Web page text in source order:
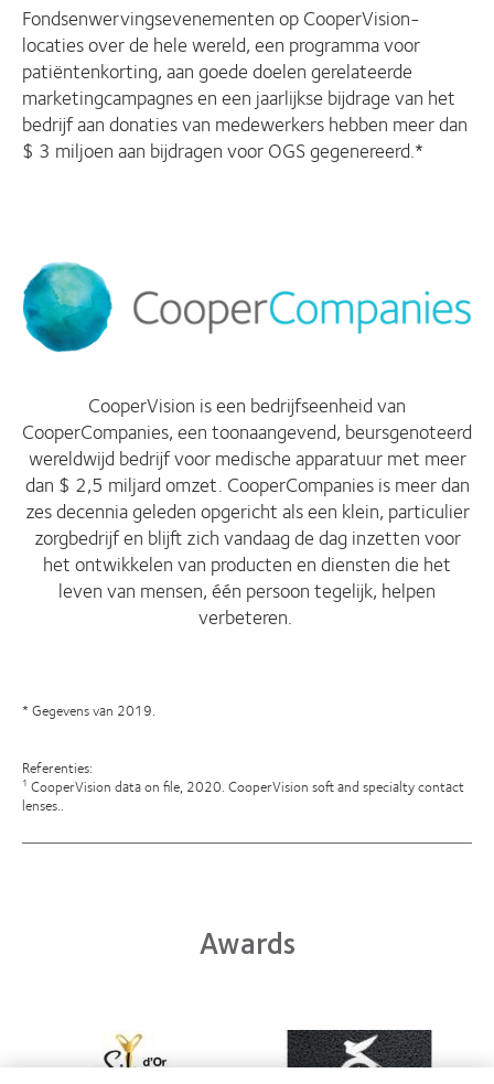
Fondsenwervingsevenementen op CooperVision-
locaties over de hele wereld, een programma voor
patiëntenkorting, aan goede doelen gerelateerde
marketingcampagnes en een jaarlijkse bijdrage van het
bedrijf aan donaties van medewerkers hebben meer dan
$ 3 miljoen aan bijdragen voor OGS gegenereerd.*
CooperVision is een bedrijfseenheid van
CooperCompanies, een toonaangevend, beursgenoteerd
wereldwijd bedrijf voor medische apparatuur met meer
dan $ 2,5 miljard omzet. CooperCompanies is meer dan
zes decennia geleden opgericht als een klein, particulier
zorgbedrijf en blijft zich vandaag de dag inzetten voor
het ontwikkelen van producten en diensten die het
leven van mensen, één persoon tegelijk, helpen
verbeteren.
* Gegevens van 2019.
Referenties:
1 CooperVision data on file, 2020. CooperVision soft and specialty contact
lenses..
Awards
more
Learn
more